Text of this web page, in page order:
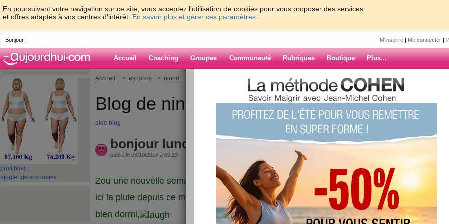
En poursuivant votre navigation sur ce site, vous acceptez l'utilisation de cookies pour vous proposer des services
et offres adaptés à vos centres d'intérêt. En savoir plus et gérer ces paramètres.
Bonjour ! M'inscrire | Me connecter |
Accueil Coaching Groupes Communauté Rubriques Boutique Plus...
profil blog
ajouter de vos amies
Accueil > espaces > ninou1
Blog de ninou1
aide blog
bonjour lundi
publié le 09/10/2017 à 09:23
Zou une nouvelle semaine,
ici la pluie depuis ce matin,
bien dormi,
ARCHIVES